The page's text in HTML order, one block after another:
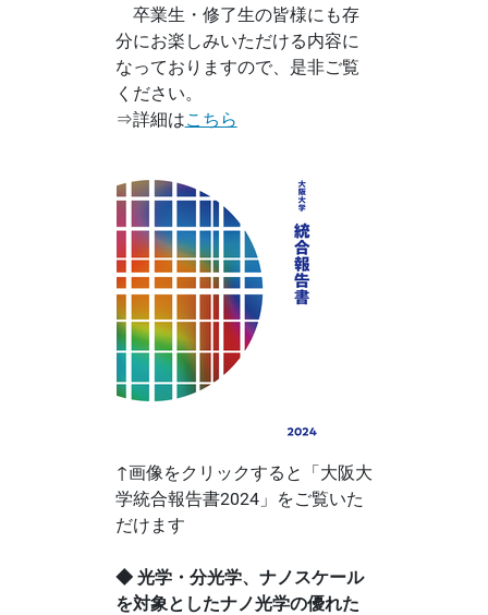
卒業生・修了生の皆様にも存
分にお楽しみいただける内容に
なっておりますので、是非ご覧
ください。
⇒詳細はこちら
↑画像をクリックすると「大阪大
学統合報告書2024」をご覧いた
だけます
◆ 光学・分光学、ナノスケール
を対象としたナノ光学の優れた